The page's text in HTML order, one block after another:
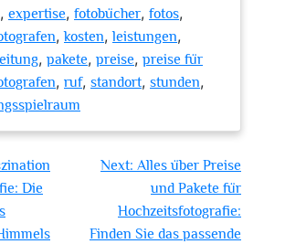
, expertise, fotobücher, fotos,
,kosten,leistungen,
, pakete, preise, preise für
, ruf, standort, stunden,
Die
Next: Alles über Preise
und Pakete für
Hochzeitsfotografie:
Finden Sie das passende